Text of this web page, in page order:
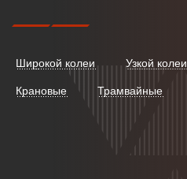
Широкой колеи Узкой колеи
Крановые
Трамвайные